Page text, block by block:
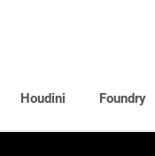
Houdini Foundry